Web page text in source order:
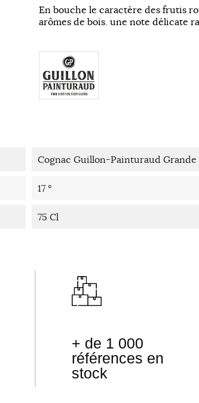
En bouche le caractère des frutis
arômes de bois. une note délicate
Cognac Guillon-Painturaud Grande
17 °
75 Cl
+ de 1 000
références en
stock